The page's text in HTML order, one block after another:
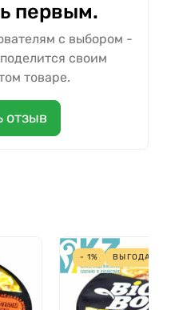
первым.
с выбором -
своим
товаре.
отзыв
- 1% ВЫГОДА